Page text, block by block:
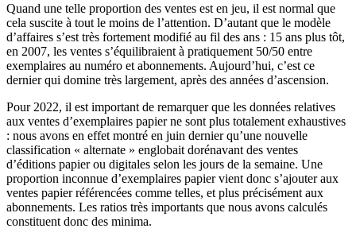
Quand une telle proportion des ventes est en jeu, il est normal que
cela suscite à tout le moins de l’attention. D’autant que le modèle
d’affaires s’est très fortement modifié au fil des ans : 15 ans plus tôt,
en 2007, les ventes s’équilibraient à pratiquement 50/50 entre
exemplaires au numéro et abonnements. Aujourd’hui, c’est ce
dernier qui domine très largement, après des années d’ascension.
Pour 2022, il est important de remarquer que les données relatives
aux ventes d’exemplaires papier ne sont plus totalement exhaustives
: nous avons en effet montré en juin dernier qu’une nouvelle
classification « alternate » englobait dorénavant des ventes
d’éditions papier ou digitales selon les jours de la semaine. Une
proportion inconnue d’exemplaires papier vient donc s’ajouter aux
ventes papier référencées comme telles, et plus précisément aux
abonnements. Les ratios très importants que nous avons calculés
constituent donc des minima.